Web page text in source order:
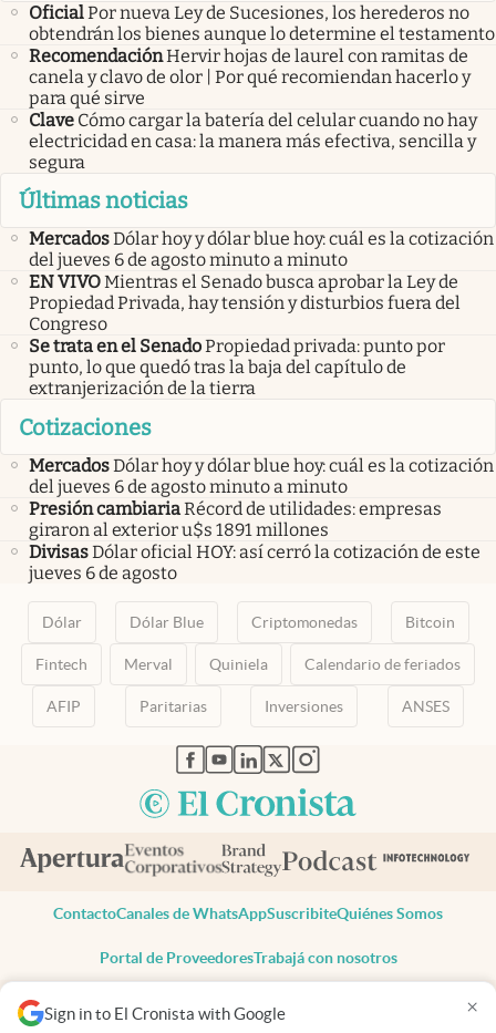
Sign in to El Cronista with Google ×
OficialPor nueva Ley de Sucesiones, los herederos no
obtendrán los bienes aunque lo determine el testamento
RecomendaciónHervir hojas de laurel con ramitas de
canela y clavo de olor | Por qué recomiendan hacerlo y
para qué sirve
Clave Cómo cargar la batería del celular cuando no hay
electricidad en casa: la manera más efectiva, sencilla y
segura
Últimas noticias
MercadosDólar hoy y dólar blue hoy: cuál es la cotización
del jueves 6 de agosto minuto a minuto
EN VIVOMientras el Senado busca aprobar la Ley de
Propiedad Privada, hay tensión y disturbios fuera del
Congreso
Se trata en el SenadoPropiedad privada: punto por
punto, lo que quedó tras la baja del capítulo de
extranjerización de la tierra
Cotizaciones
MercadosDólar hoy y dólar blue hoy: cuál es la cotización
del jueves 6 de agosto minuto a minuto
Presión cambiariaRécord de utilidades: empresas
giraron al exterior u$s 1891 millones
DivisasDólar oficial HOY: así cerró la cotización de este
jueves 6 de agosto
Dólar Dólar Blue Criptomonedas Bitcoin
Fintech Merval Quiniela Calendario de feriados
AFIP Paritarias Inversiones ANSES
abre en nueva pestaña
abre en nueva pestaña
abre en nueva pestaña
abre en nueva pestaña
abre en nueva pestaña
ContactoCanales de WhatsAppSuscribiteQuiénes Somos
Portal de ProveedoresTrabajá con nosotros
Todos los derechos reservados